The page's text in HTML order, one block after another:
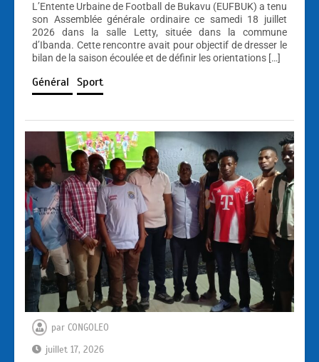
L’Entente Urbaine de Football de Bukavu (EUFBUK) a tenu
son Assemblée générale ordinaire ce samedi 18 juillet
2026 dans la salle Letty, située dans la commune
d’Ibanda. Cette rencontre avait pour objectif de dresser le
bilan de la saison écoulée et de définir les orientations […]
Général Sport
par CONGOLEO
juillet 17, 2026